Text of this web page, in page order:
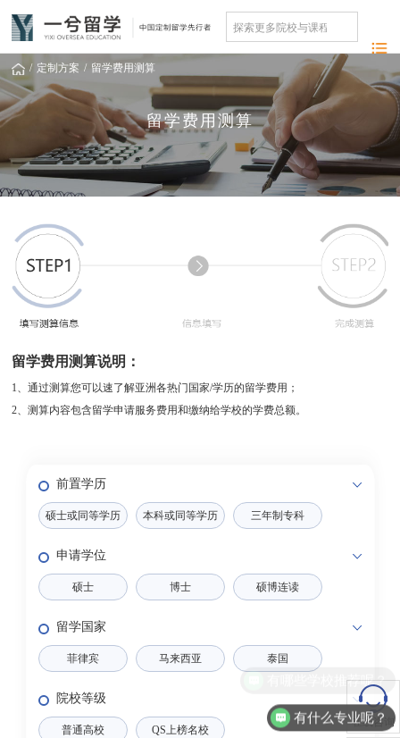
/ 定制方案 / 留学费用测算
留学费用测算
留学费用测算说明：
1、通过测算您可以速了解亚洲各热门国家/学历的留学费用；
2、测算内容包含留学申请服务费用和缴纳给学校的学费总额。
前置学历
硕士或同等学历 本科或同等学历 三年制专科
申请学位
硕士 博士 硕博连读
留学国家
菲律宾 马来西亚 泰国
院校等级
普通高校 QS上榜名校
在线咨询
有哪些学校推荐呢？
有什么专业呢？